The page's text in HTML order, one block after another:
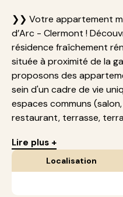
❯❯ Votre appartement
d’Arc - Clermont !
résidence fraîchement
située à proximité de la
proposons des
sein d'un cadre de vie
espaces communs
restaurant, terrasse,
Lire plus +
Localisation